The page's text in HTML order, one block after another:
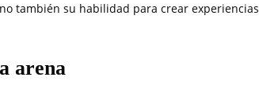
también su habilidad para crear
arena